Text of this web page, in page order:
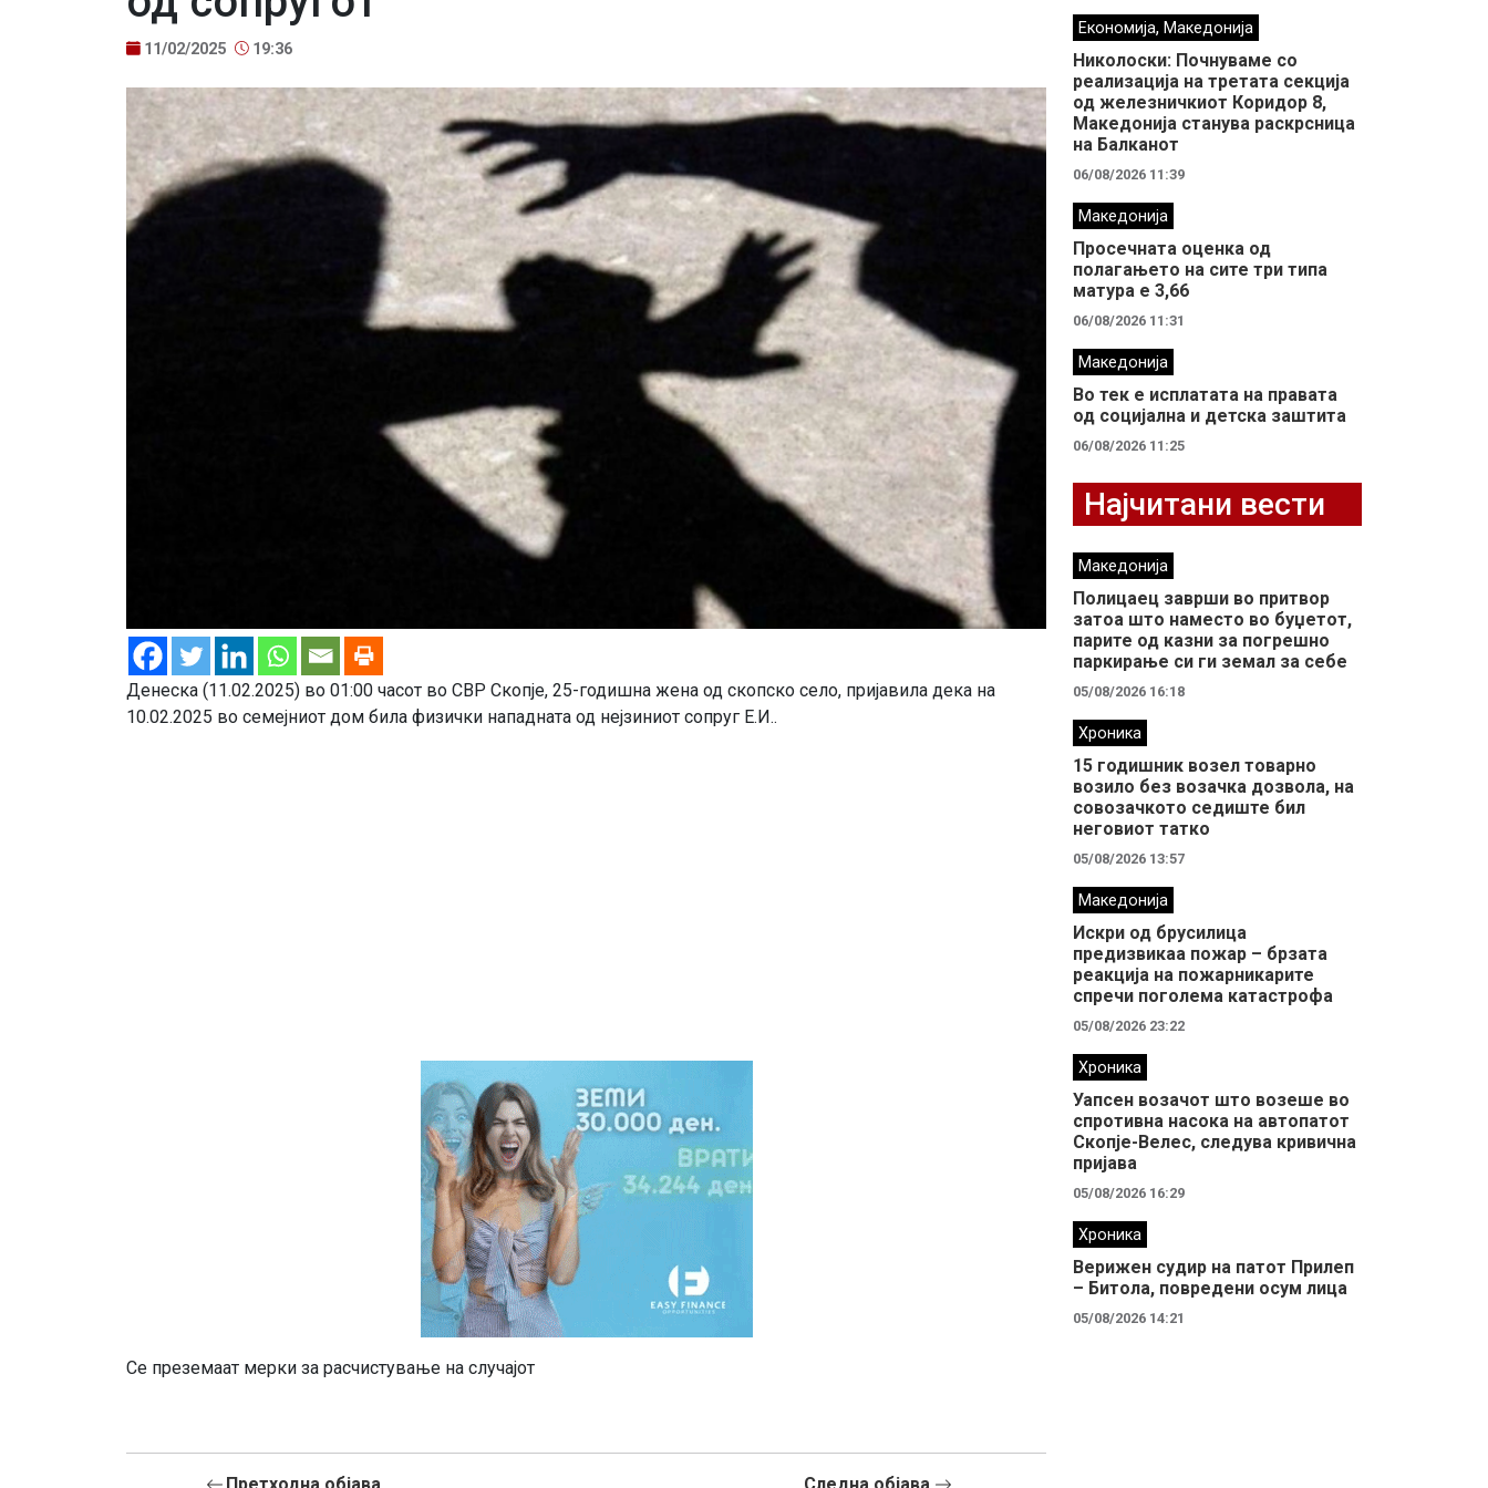
11/02/2025 19:36
Денеска (11.02.2025) во 01:00 часот во СВР Скопје, 25-годишна жена од скопско село, пријавила дека на
10.02.2025 во семејниот дом била физички нападната од нејзиниот сопруг Е.И..
Се преземаат мерки за расчистување на случајот
Економија, Македонија
Николоски: Почнуваме со
реализација на третата секција
од железничкиот Коридор 8,
Македонија станува раскрсница
на Балканот
06/08/2026 11:39
Македонија
Просечната оценка од
полагањето на сите три типа
матура е 3,66
06/08/2026 11:31
Македонија
Во тек е исплатата на правата
од социјална и детска заштита
06/08/2026 11:25
Најчитани вести
Македонија
Полицаец заврши во притвор
затоа што наместо во буџетот,
парите од казни за погрешно
паркирање си ги земал за себе
05/08/2026 16:18
Хроника
15 годишник возел товарно
возило без возачка дозвола, на
совозачкото седиште бил
неговиот татко
05/08/2026 13:57
Македонија
Искри од брусилица
предизвикаа пожар – брзата
реакција на пожарникарите
спречи поголема катастрофа
05/08/2026 23:22
Хроника
Уапсен возачот што возеше во
спротивна насока на автопатот
Скопје-Велес, следува кривична
пријава
05/08/2026 16:29
Хроника
Верижен судир на патот Прилеп
– Битола, повредени осум лица
05/08/2026 14:21